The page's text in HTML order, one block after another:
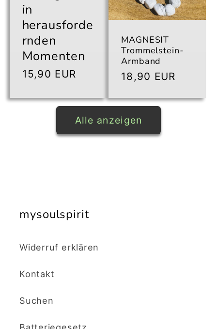
in
herausforde
rnden
Momenten
Normaler
15,90 EUR
MAGNESIT
Trommelstein-
Armband
Normaler
18,90 EUR
Alle anzeigen
mysoulspirit
Widerruf erklären
Kontakt
Suchen